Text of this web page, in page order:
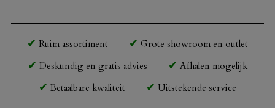
Ruim assortiment
Grote showroom en outlet
Deskundig en gratis advies
Afhalen mogelijk
Betaalbare kwaliteit
Uitstekende service